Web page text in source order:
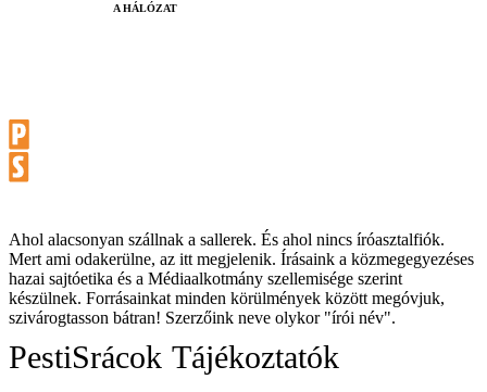
A HÁLÓZAT
Ahol alacsonyan szállnak a sallerek. És ahol nincs íróasztalfiók.
Mert ami odakerülne, az itt megjelenik. Írásaink a közmegegyezéses
hazai sajtóetika és a Médiaalkotmány szellemisége szerint
készülnek. Forrásainkat minden körülmények között megóvjuk,
szivárogtasson bátran! Szerzőink neve olykor "írói név".
PestiSrácok Tájékoztatók